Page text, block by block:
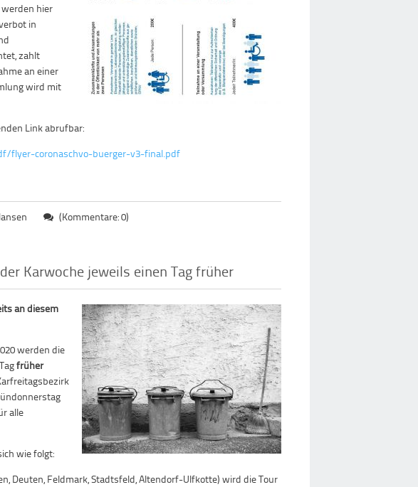
hier
in
zahlt
an einer
wird mit
Link abrufbar:
flyer-coronaschvo-buerger-v3-final.pdf
(Kommentare: 0)
Karwoche jeweils einen Tag früher
an diesem
werden die
früher
alle
wie folgt:
Deuten, Feldmark, Stadtsfeld, Altendorf-Ulfkotte) wird die Tour